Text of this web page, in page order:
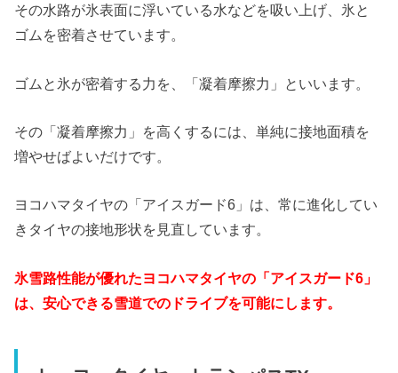
その水路が氷表面に浮いている水などを吸い上げ、氷と
ゴムを密着させています。
ゴムと氷が密着する力を、「凝着摩擦力」といいます。
その「凝着摩擦力」を高くするには、単純に接地面積を
増やせばよいだけです。
ヨコハマタイヤの「アイスガード6」は、常に進化してい
きタイヤの接地形状を見直しています。
氷雪路性能が優れたヨコハマタイヤの「アイスガード6」
は、安心できる雪道でのドライブを可能にします。